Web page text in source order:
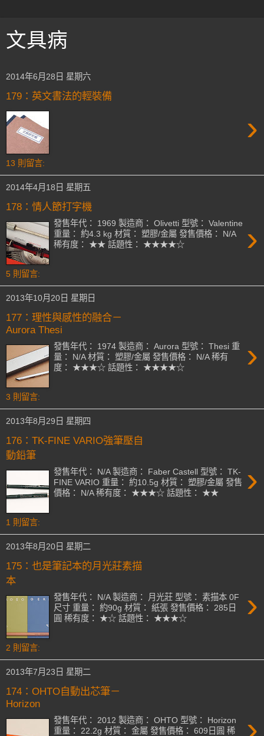
文具病
2014年6月28日 星期六
179：英文書法的輕裝備
›
13 則留言:
2014年4月18日 星期五
178：情人節打字機
›
發售年代： 1969 製造商： Olivetti 型號： Valentine
重量： 約4.3 kg 材質： 塑膠/金屬 發售價格： N/A
稀有度： ★★ 話題性： ★★★★☆
5 則留言:
2013年10月20日 星期日
177：理性與感性的融合－
Aurora Thesi
›
發售年代： 1974 製造商： Aurora 型號： Thesi 重
量： N/A 材質： 塑膠/金屬 發售價格： N/A 稀有
度： ★★★☆ 話題性： ★★★★☆
3 則留言:
2013年8月29日 星期四
176：TK-FINE VARIO強筆壓自
動鉛筆
›
發售年代： N/A 製造商： Faber Castell 型號： TK-
FINE VARIO 重量： 約10.5g 材質： 塑膠/金屬 發售
價格： N/A 稀有度： ★★★☆ 話題性： ★★
1 則留言:
2013年8月20日 星期二
175：也是筆記本的月光莊素描
本
›
發售年代： N/A 製造商： 月光莊 型號： 素描本 0F
尺寸 重量： 約90g 材質： 紙張 發售價格： 285日
圓 稀有度： ★☆ 話題性： ★★★☆
2 則留言:
2013年7月23日 星期二
174：OHTO自動出芯筆－
Horizon
發售年代： 2012 製造商： OHTO 型號： Horizon
重量： 22.2g 材質： 金屬 發售價格： 609日圓 稀